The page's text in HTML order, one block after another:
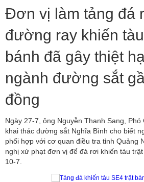
Đơn vị làm tảng đá
đường ray khiến
bánh đã gây thiệt
ngành đường sắt
đồng
Ngày 27-7, ông Nguyễn Thanh Sang, Phó
khai thác đường sắt Nghĩa Bình cho biết
phối hợp với cơ quan điều tra tỉnh Quảng
nghị xử phạt đơn vị để đá rơi khiến tàu
10-7.